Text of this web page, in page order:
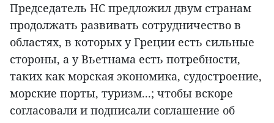
Председатель НС предложил двум странам
продолжать развивать сотрудничество в
областях, в которых у Греции есть сильные
стороны, а у Вьетнама есть потребности,
таких как морская экономика, судостроение,
морские порты, туризм...; чтобы вскоре
согласовали и подписали соглашение об